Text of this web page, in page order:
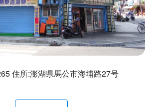
住所:澎湖県馬公市海埔路27号